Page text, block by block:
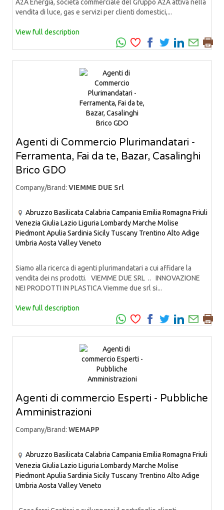
A2A Energia, società commerciale del Gruppo A2A attiva nella
vendita di luce, gas e servizi per clienti domestici,...
View full description
Agenti di Commercio Plurimandatari -
Ferramenta, Fai da te, Bazar, Casalinghi
Brico GDO
Company/Brand: VIEMME DUE Srl
Abruzzo Basilicata Calabria Campania Emilia Romagna Friuli
Venezia Giulia Lazio Liguria LombardyMarche Molise
PiedmontApulia Sardinia Sicily Tuscany Trentino Alto Adige
Umbria Aosta ValleyVeneto
Siamo alla ricerca di agenti plurimandatari a cui affidare la
vendita dei ns prodotti. VIEMME DUE SRL .. INNOVAZIONE
NEI PRODOTTI IN PLASTICA Viemme due srl si...
View full description
Agenti di commercio Esperti - Pubbliche
Amministrazioni
Company/Brand: WEMAPP
Abruzzo Basilicata Calabria Campania Emilia Romagna Friuli
Venezia Giulia Lazio Liguria LombardyMarche Molise
PiedmontApulia Sardinia Sicily Tuscany Trentino Alto Adige
Umbria Aosta ValleyVeneto